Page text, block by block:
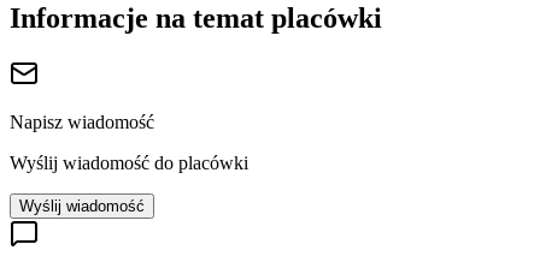
Informacje na temat placówki
Napisz wiadomość
Wyślij wiadomość do placówki
Wyślij wiadomość